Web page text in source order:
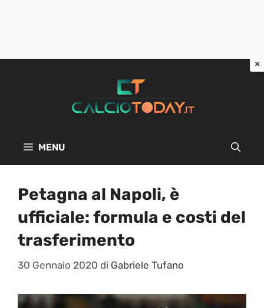
MENU
Petagna al Napoli, è
ufficiale: formula e costi del
trasferimento
30 Gennaio 2020 di Gabriele Tufano